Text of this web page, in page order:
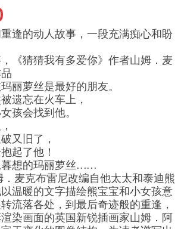
逢的动人故事，一段充满痴心和盼
《猜猜我有多爱你》作者山姆．麦
丽萝丝是最好的朋友。
遗忘在火车上，
孩会找到他。
又旧了，
起了他！
暮想的玛丽萝丝……
麦克布雷尼改编自他太太和泰迪熊
温暖的文字描绘熊宝宝和小女孩意
流落各处，到最后奇迹般的重逢，
染画面的英国新锐插画家山姆．阿